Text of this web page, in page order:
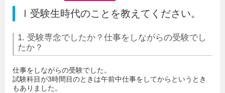
Ⅰ受験生時代のことを教えてください。
1. 受験専念でしたか？仕事をしながらの受験でし
たか？
仕事をしながらの受験でした。
試験科目が3時間目のときは午前中仕事をしてからというとき
もありました。